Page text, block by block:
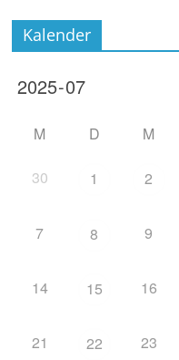
Kalender
M D M
30 1 2
7 8 9
14 15 16
21 22 23